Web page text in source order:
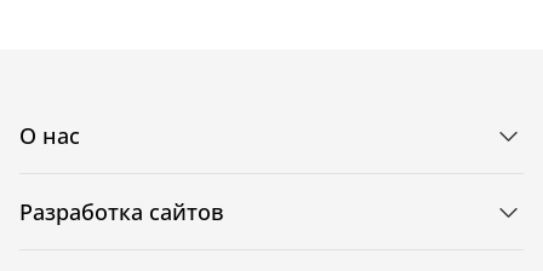
О нас
Разработка сайтов